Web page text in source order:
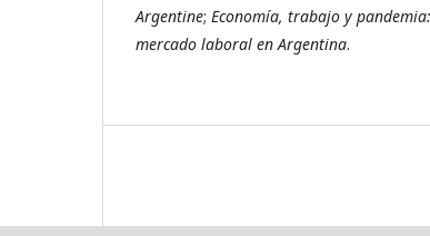
Argentine; Economía, trabajo y
mercado laboral en Argentina.